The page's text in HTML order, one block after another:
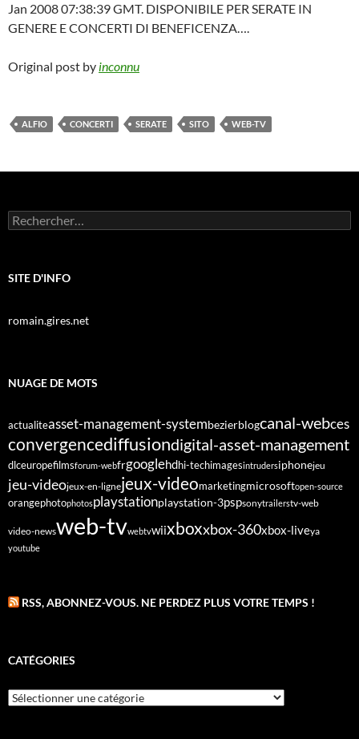
Jan 2008 07:38:39 GMT. DISPONIBILE PER SERATE IN
GENERE E CONCERTI DI BENEFICENZA….
Original post by inconnu
ALFIO CONCERTI SERATE SITO WEB-TV
Rechercher :
SITE D'INFO
romain.gires.net
NUAGE DE MOTS
actualiteasset-management-systembezierblogcanal-webces
convergencediffusiondigital-asset-management
dlceuropefilmsforum-webfrgooglehdhi-techimagesintrudersiphonejeu
jeu-videojeux-en-lignejeux-videomarketingmicrosoftopen-source
orangephotophotosplaystationplaystation-3pspsonytrailerstv-web
video-newsweb-tvwebtvwiixboxxbox-360xbox-liveya
youtube
RSS, ABONNEZ-VOUS. NE PERDEZ PLUS VOTRE TEMPS !
CATÉGORIES
Catégories